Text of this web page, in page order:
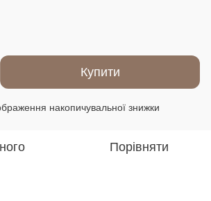
Купити
накопичувальної знижки
Порівняти